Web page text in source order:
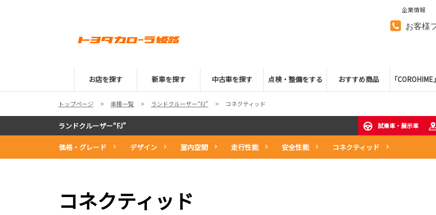
お客様
お店を探す 新車を探す 中古車を探す 点検・整備をする おすすめ商品 「
企業情報
トップページ 車種一覧 ランドクルーザー“FJ” コネクティッド
ランドクルーザー“FJ” 試乗車・展示車
価格・グレード デザイン 室内空間 走行性能 安全性能 コネクティッド
コネクティッド